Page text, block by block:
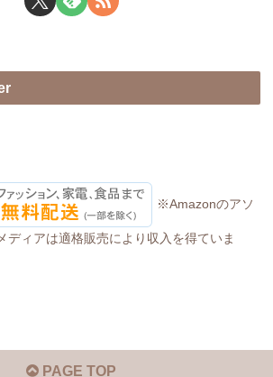
※Amazonのアソ
ディアは適格販売により収入を得ていま
PAGE TOP